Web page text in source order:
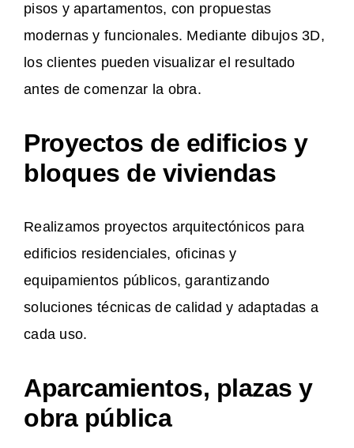
pisos y apartamentos, con propuestas
modernas y funcionales. Mediante dibujos 3D,
los clientes pueden visualizar el resultado
antes de comenzar la obra.
Proyectos de edificios y
bloques de viviendas
Realizamos proyectos arquitectónicos para
edificios residenciales, oficinas y
equipamientos públicos, garantizando
soluciones técnicas de calidad y adaptadas a
cada uso.
Aparcamientos, plazas y
obra pública